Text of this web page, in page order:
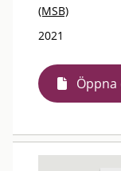
(MSB)
2021